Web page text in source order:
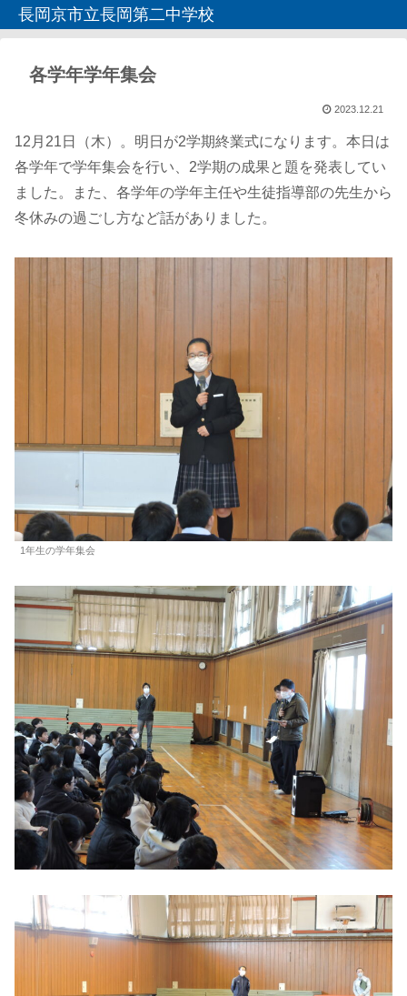
長岡京市立長岡第二中学校
各学年学年集会
2023.12.21
12月21日（木）。明日が2学期終業式になります。本日は
各学年で学年集会を行い、2学期の成果と題を発表してい
ました。また、各学年の学年主任や生徒指導部の先生から
冬休みの過ごし方など話がありました。
1年生の学年集会